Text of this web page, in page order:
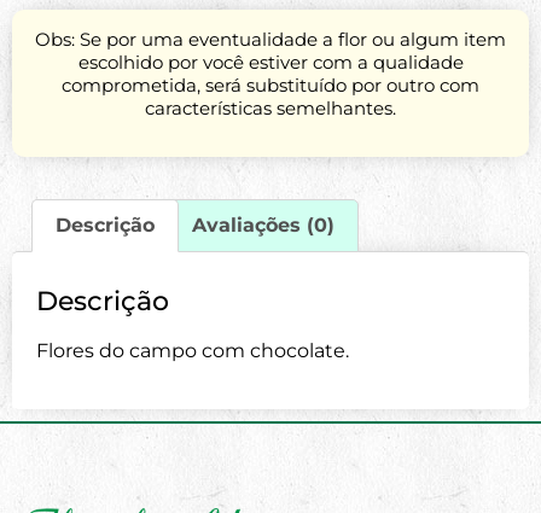
Obs: Se por uma eventualidade a flor ou algum item
escolhido por você estiver com a qualidade
comprometida, será substituído por outro com
características semelhantes.
Descrição Avaliações (0)
Descrição
Flores do campo com chocolate.